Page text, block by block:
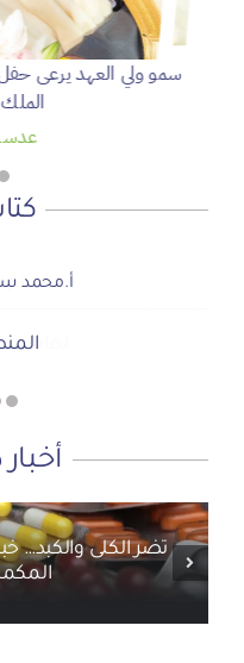
صحيفة
أجتاحنيلماذا نعمل 8
أ.محمد
صحيفة
الحوار
دعوة
تضر الكلى والكبد…